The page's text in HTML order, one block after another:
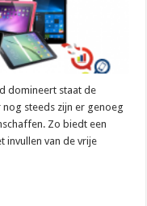
domineert staat de
steeds zijn er genoeg
Zo biedt een
invullen van de vrije